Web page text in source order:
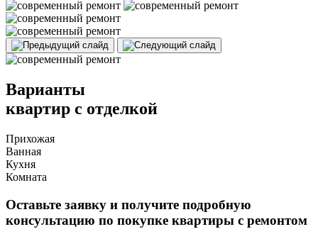
Варианты
квартир с отделкой
Прихожая
Ванная
Кухня
Комната
Оставьте заявку и получите подробную
консультацию по покупке квартиры с ремонтом